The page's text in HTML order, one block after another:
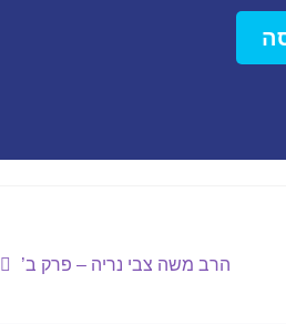
הרב משה צבי נריה – פרק ב’